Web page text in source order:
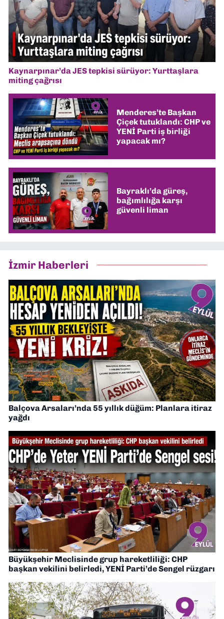
Kaynarpınar’da JES tepkisi sürüyor: Yurttaşlara
miting çağrısı
Menderes’te Başkan
Çiçek tutuklandı: CHP ve
YENİ Parti iş birliği
yapacak mı?
Bayraklı’da güreş,
bağımlılığa karşı
güvenli liman
İzmir Haberleri
Balçova Arsaları’nda 55 yıllık düğüm: Planlara itiraz
yağdı
Büyükşehir Meclisinde grup hareketliliği: CHP
başkan vekilini belirledi, YENİ Parti’de Sengel rüzgarı